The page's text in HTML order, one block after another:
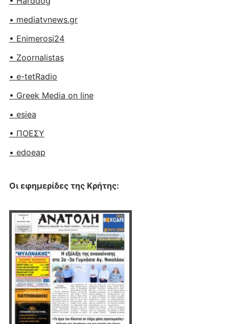
• mediatvnews.gr
• Enimerosi24
• Zoornalistas
• e-tetRadio
• Greek Media on line
• esiea
• ΠΟΕΣΥ
• edoeap
Οι εφημερίδες της Κρήτης: